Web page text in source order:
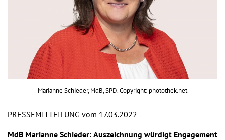
Marianne Schieder, MdB, SPD. Copyright: photothek.net
PRESSEMITTEILUNG vom 17.03.2022
MdB Marianne Schieder: Auszeichnung würdigt Engagement